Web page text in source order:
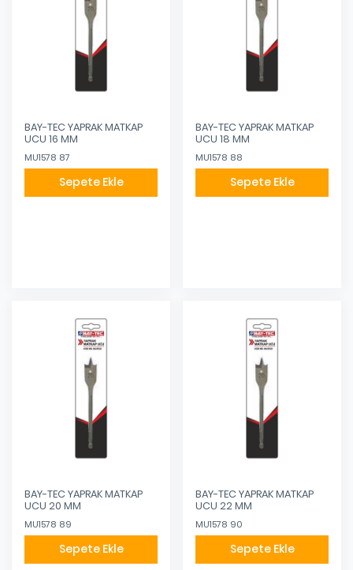
BAY-TEC YAPRAK MATKAP
UCU 16 MM
MU1578 87
Sepete Ekle
BAY-TEC YAPRAK MATKAP
UCU 18 MM
MU1578 88
Sepete Ekle
BAY-TEC YAPRAK MATKAP
UCU 20 MM
MU1578 89
Sepete Ekle
BAY-TEC YAPRAK MATKAP
UCU 22 MM
MU1578 90
Sepete Ekle